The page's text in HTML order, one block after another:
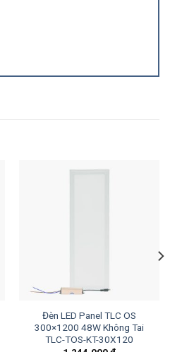
Đèn LED Panel TLC OS
300×1200 48W Không Tai
TLC-TOS-KT-30X120